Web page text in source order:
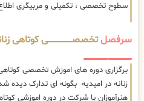
سطوح تخصصی ، تکمیلی و مربیگری
سرفصلتخصصــــــــــــــــــــی
برگزاری دوره های اموزش تخصصی
زنانه در امیدیه بگونه ای تدارک دیده
هنرآموزان با شرکت در دوره اموزشی